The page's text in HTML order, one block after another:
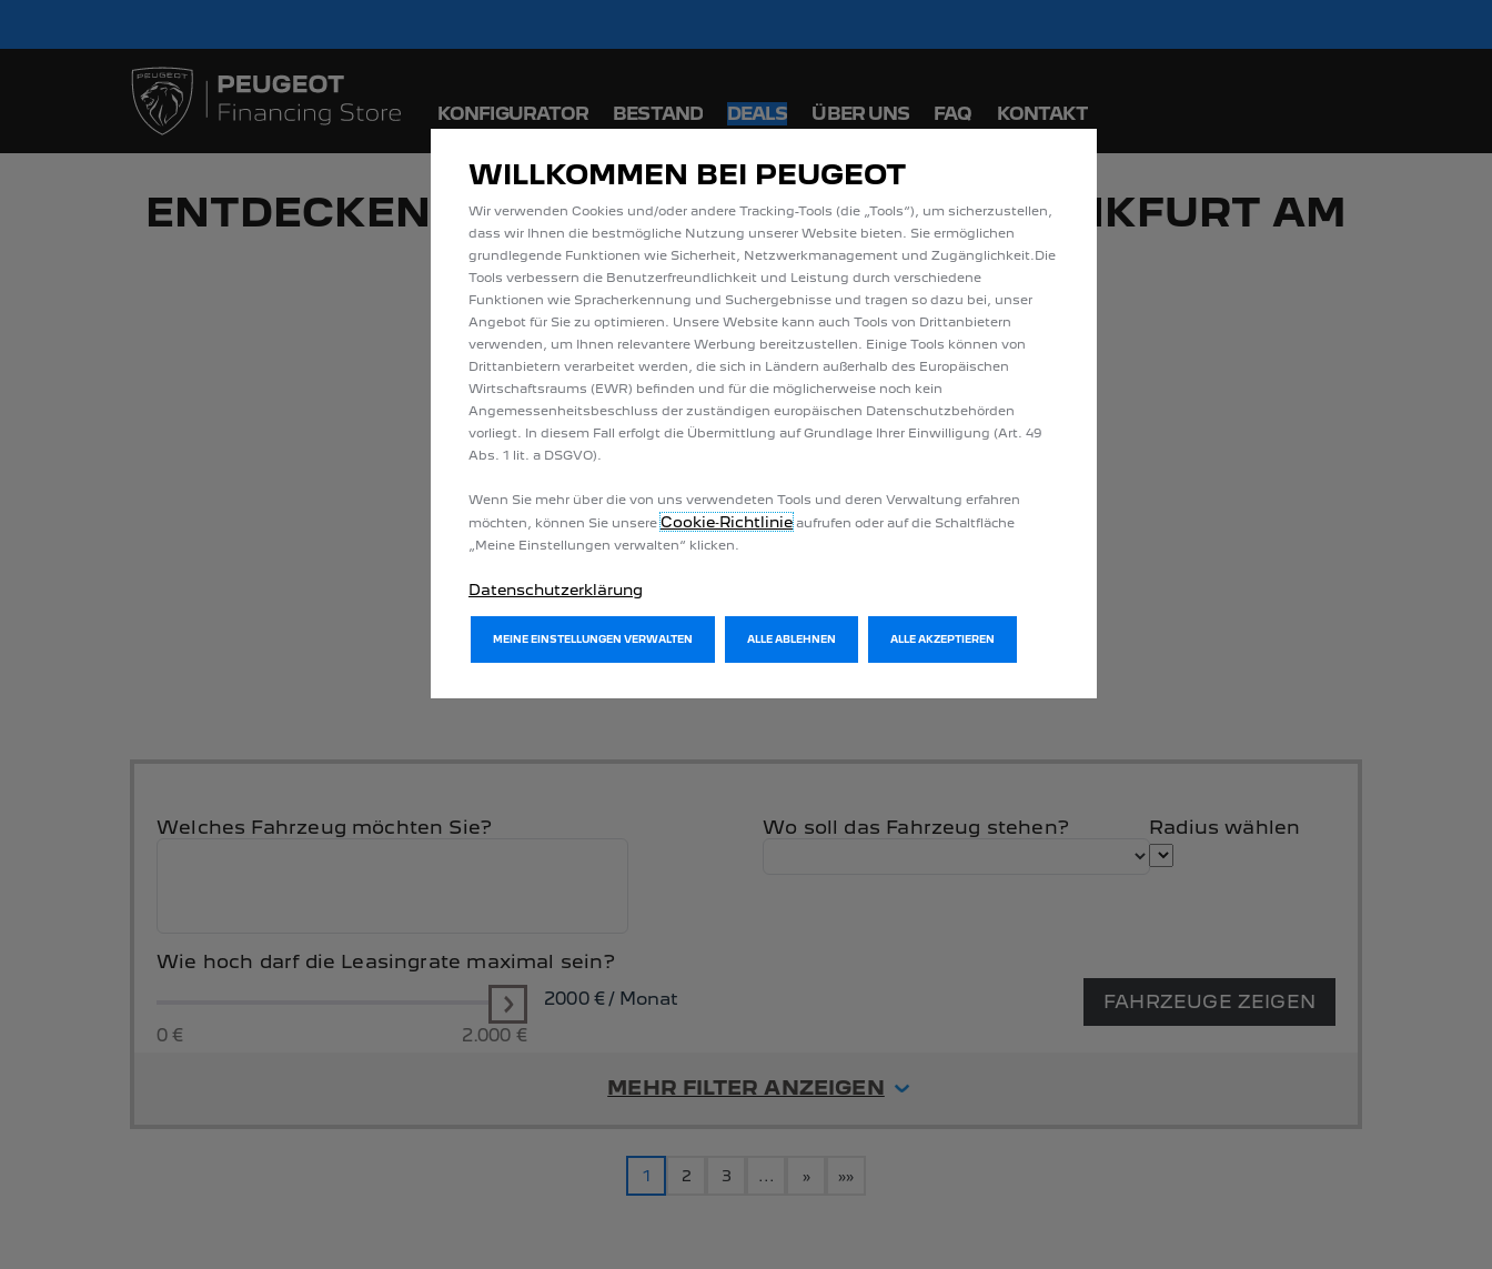
KONFIGURATOR BESTAND DEALS ÜBER UNS FAQ KONTAKT
ENTDECKEN SIE ALLE ANGEBOTE IN FRANKFURT AM
MAIN
Welches Fahrzeug möchten Sie? Wo soll das Fahrzeug stehen? Radius wählen
Wie hoch darf die Leasingrate maximal sein?
0 € 2.000 €
2000€ / Monat FAHRZEUGE ZEIGEN
MEHR FILTER ANZEIGEN
1 2 3 ... » »»
WILLKOMMEN BEI PEUGEOT
Wir verwenden Cookies und/oder andere Tracking-Tools (die „Tools“), um sicherzustellen,
dass wir Ihnen die bestmögliche Nutzung unserer Website bieten. Sie ermöglichen
grundlegende Funktionen wie Sicherheit, Netzwerkmanagement und Zugänglichkeit.Die
Tools verbessern die Benutzerfreundlichkeit und Leistung durch verschiedene
Funktionen wie Spracherkennung und Suchergebnisse und tragen so dazu bei, unser
Angebot für Sie zu optimieren. Unsere Website kann auch Tools von Drittanbietern
verwenden, um Ihnen relevantere Werbung bereitzustellen. Einige Tools können von
Drittanbietern verarbeitet werden, die sich in Ländern außerhalb des Europäischen
Wirtschaftsraums (EWR) befinden und für die möglicherweise noch kein
Angemessenheitsbeschluss der zuständigen europäischen Datenschutzbehörden
vorliegt. In diesem Fall erfolgt die Übermittlung auf Grundlage Ihrer Einwilligung (Art. 49
Abs. 1 lit. a DSGVO).
Wenn Sie mehr über die von uns verwendeten Tools und deren Verwaltung erfahren
möchten, können Sie unsereCookie‑Richtlinieaufrufen oder auf die Schaltfläche
„Meine Einstellungen verwalten“ klicken.
Datenschutzerklärung
MEINE EINSTELLUNGEN VERWALTEN ALLE AKZEPTIEREN
ALLE ABLEHNEN